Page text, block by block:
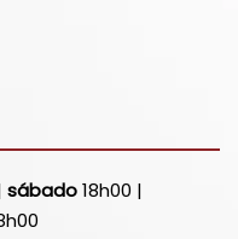
sábado18h00 |